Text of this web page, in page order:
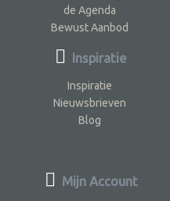
de Agenda
Bewust Aanbod
Inspiratie
Inspiratie
Nieuwsbrieven
Blog
Mijn Account